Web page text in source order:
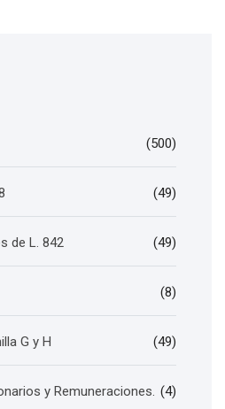
(500)
(49)
de L. 842 (49)
(8)
G y H (49)
y Remuneraciones. (4)